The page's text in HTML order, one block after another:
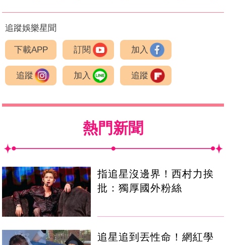
追蹤娛樂星聞
下載APP 訂閱 加入
追蹤 加入 追蹤
熱門新聞
指追星沒邊界！西村力挨
批：獨厚國外粉絲
追星追到丟性命！網紅學